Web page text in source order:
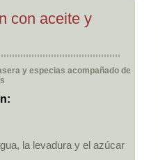
con aceite y
y especias acompañado de
la levadura y el azúcar